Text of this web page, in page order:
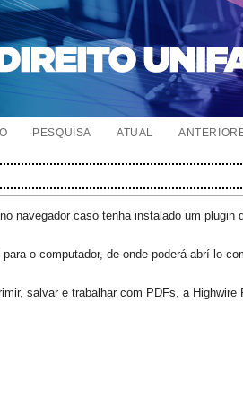
PESQUISA ATUAL
navegador caso tenha instalado um
o computador, de onde poderá abrí-lo
salvar e trabalhar com PDFs, a Highwire